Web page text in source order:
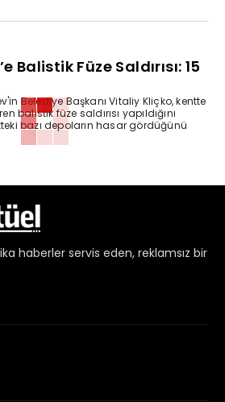
Balistik Füze Saldırısı: 15
Belediye Başkanı Vitaliy Kliçko, kentte
balistik füze saldırısı yapıldığını
bazı depoların hasar gördüğünü
haberlerservis eden, reklamsız bir